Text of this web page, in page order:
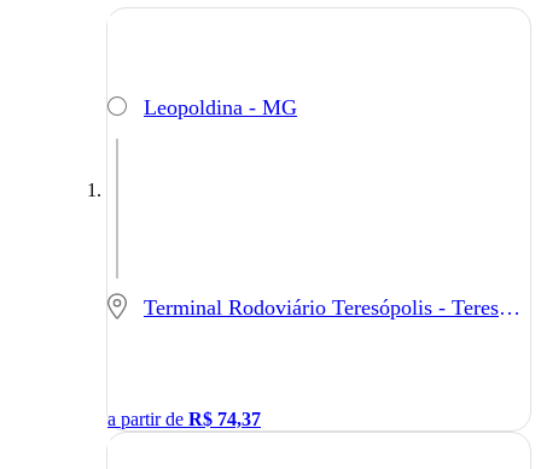
Leopoldina - MG
Terminal Rodoviário Teresópolis - Teresópolis - RJ
a partir de R$ 74,37